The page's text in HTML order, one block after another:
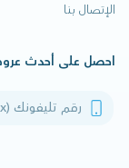
الإتصال بنا
احصل على أحدث
رقم تليفونك